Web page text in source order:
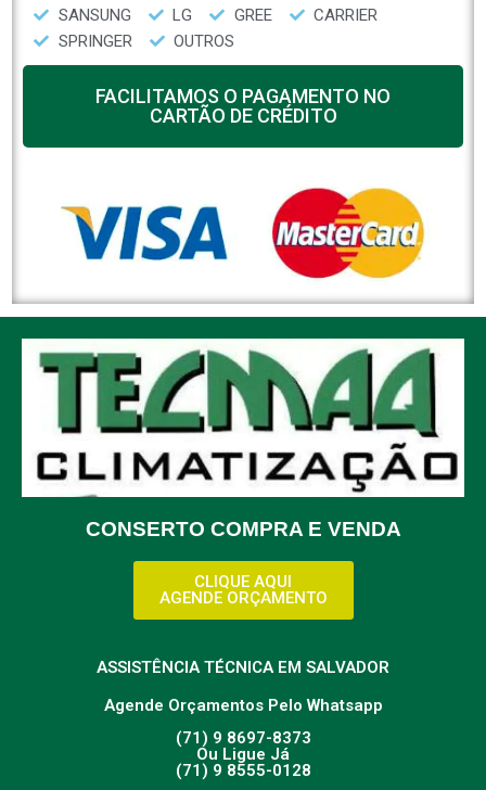
SANSUNG
LG GREE
CARRIER
SPRINGER
OUTROS
FACILITAMOS O PAGAMENTO NO
CARTÃO DE CRÉDITO
CONSERTO COMPRA E VENDA
CLIQUE AQUI
AGENDE ORÇAMENTO
ASSISTÊNCIA TÉCNICA EM SALVADOR
Agende Orçamentos Pelo Whatsapp
(71) 9 8697-8373
Ou Ligue Já
(71) 9 8555-0128